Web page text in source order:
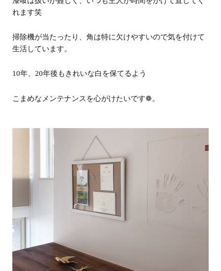
れます笑
掃除機が当たったり、角は特に欠けやすいので気を付けて
生活しています。
10年、20年後もきれいな白を保てるよう
こまめなメンテナンスを心がけたいです❁。